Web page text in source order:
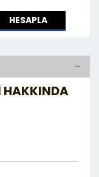
HESAPLA
HAKKINDA